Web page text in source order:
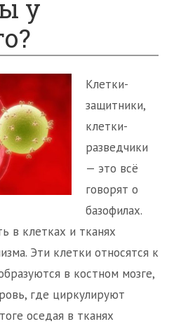
у
Клетки-
защитники,
клетки-
разведчики
— это всё
говорят о
базофилах.
в клетках и тканях
Эти клетки относятся к
в костном мозге,
где циркулируют
оседая в тканях